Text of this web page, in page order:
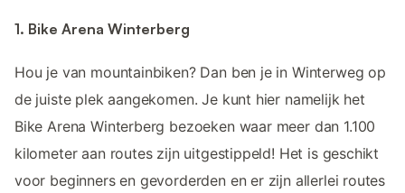
1. Bike Arena Winterberg
Hou je van mountainbiken? Dan ben je in Winterweg op
de juiste plek aangekomen. Je kunt hier namelijk het
Bike Arena Winterberg bezoeken waar meer dan 1.100
kilometer aan routes zijn uitgestippeld! Het is geschikt
voor beginners en gevorderden en er zijn allerlei routes